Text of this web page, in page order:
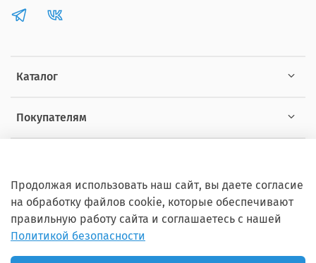
Каталог
Покупателям
Copyright © 2012 - 2026 ZOOSET Все права защищены.
Продолжая использовать наш сайт, вы даете согласие
на обработку файлов cookie, которые обеспечивают
правильную работу сайта и соглашаетесь с нашей
Политикой безопасности